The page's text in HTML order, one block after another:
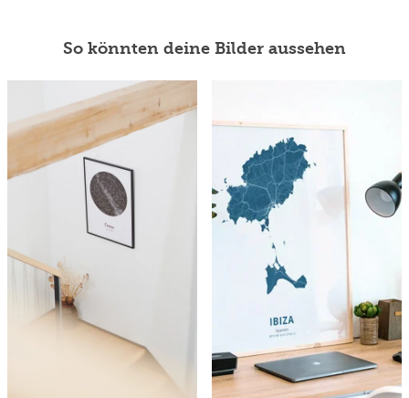
So könnten deine Bilder aussehen